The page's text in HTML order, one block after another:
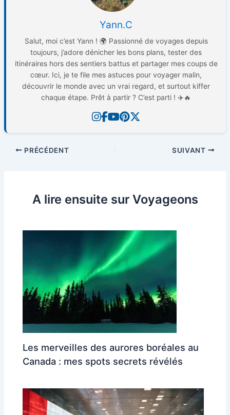
Yann.C
Salut, moi c’est Yann ! 🌍 Passionné de voyages depuis
toujours, j’adore dénicher les bons plans, tester des
itinéraires hors des sentiers battus et partager mes coups de
cœur. Ici, je te file mes astuces pour voyager malin,
découvrir le monde avec un vrai regard, et surtout kiffer
chaque étape. Prêt à partir ? C’est parti ! ✈️🔥
PRÉCÉDENT SUIVANT
A lire ensuite sur Voyageons
Les merveilles des aurores boréales au
Canada : mes spots secrets révélés